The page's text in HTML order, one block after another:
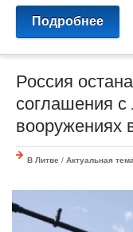
Подробнее
Россия
соглашения
вооружениях
В Литве / Актуальная тема